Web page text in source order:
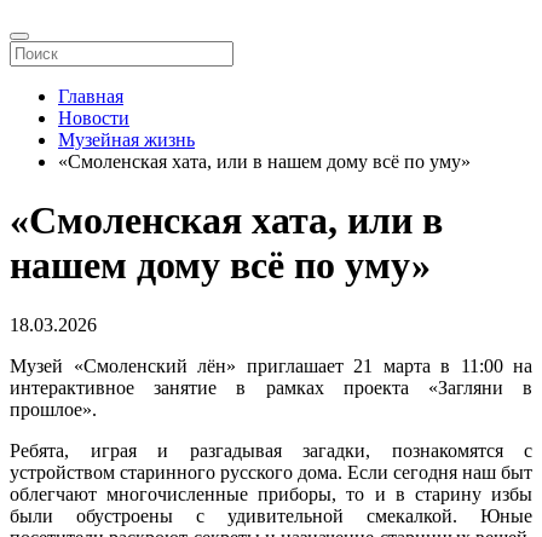
Главная
Новости
Музейная жизнь
«Смоленская хата, или в нашем дому всё по уму»
«Смоленская хата, или в
нашем дому всё по уму»
18.03.2026
Музей «Смоленский лён» приглашает 21 марта в 11:00 на
интерактивное занятие в рамках проекта «Загляни в
прошлое».
Ребята, играя и разгадывая загадки, познакомятся с
устройством старинного русского дома. Если сегодня наш быт
облегчают многочисленные приборы, то и в старину избы
были обустроены с удивительной смекалкой. Юные